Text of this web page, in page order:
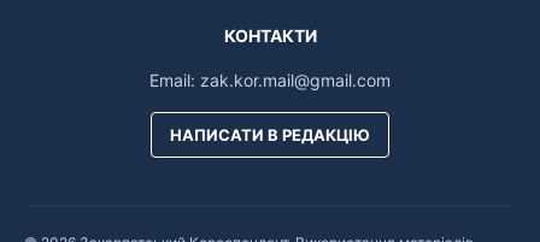
КОНТАКТИ
Email: zak.kor.mail@gmail.com
НАПИСАТИ В РЕДАКЦІЮ